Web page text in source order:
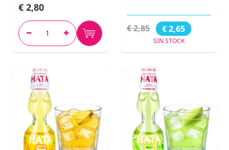
€ 2,80
€ 2,85 € 2,65
SIN STOCK